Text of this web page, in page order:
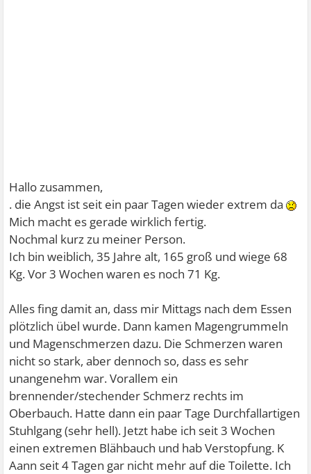
Hallo zusammen,
. die Angst ist seit ein paar Tagen wieder extrem da
Mich macht es gerade wirklich fertig.
Nochmal kurz zu meiner Person.
Ich bin weiblich, 35 Jahre alt, 165 groß und wiege 68
Kg. Vor 3 Wochen waren es noch 71 Kg.
Alles fing damit an, dass mir Mittags nach dem Essen
plötzlich übel wurde. Dann kamen Magengrummeln
und Magenschmerzen dazu. Die Schmerzen waren
nicht so stark, aber dennoch so, dass es sehr
unangenehm war. Vorallem ein
brennender/stechender Schmerz rechts im
Oberbauch. Hatte dann ein paar Tage Durchfallartigen
Stuhlgang (sehr hell). Jetzt habe ich seit 3 Wochen
einen extremen Blähbauch und hab Verstopfung. K
Aann seit 4 Tagen gar nicht mehr auf die Toilette. Ich